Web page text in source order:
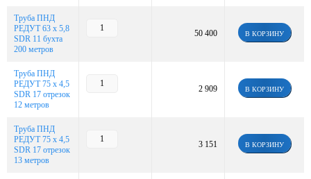
Труба ПНД
РЕДУТ 63 х 5,8
SDR 11 бухта
200 метров
50 400 В КОРЗИНУ
Труба ПНД
РЕДУТ 75 х 4,5
SDR 17 отрезок
12 метров
2 909 В КОРЗИНУ
Труба ПНД
РЕДУТ 75 х 4,5
SDR 17 отрезок
13 метров
3 151 В КОРЗИНУ